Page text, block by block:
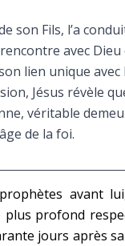
son Fils, l’a
avec
lien unique avec
Jésus révèle
véritable
de la foi.
prophètes avant
plus profond
jours après sa